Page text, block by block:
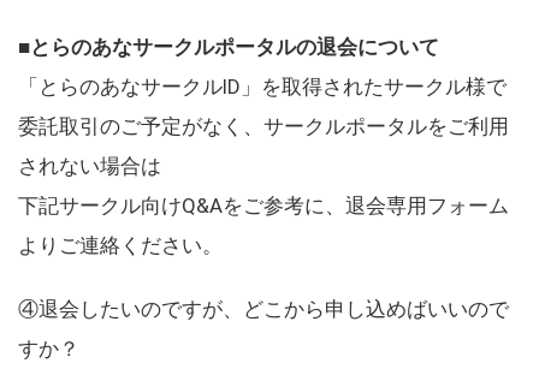
■とらのあなサークルポータルの退会について
「とらのあなサークルID」を取得されたサークル様で
委託取引のご予定がなく、サークルポータルをご利用
されない場合は
下記サークル向けQ&Aをご参考に、退会専用フォーム
よりご連絡ください。
④退会したいのですが、どこから申し込めばいいので
すか？